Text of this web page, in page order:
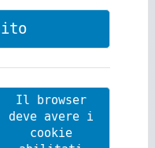
Il browser
deve avere i
cookie